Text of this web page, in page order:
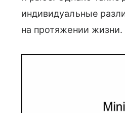
индивидуальные
на протяжении жизни.